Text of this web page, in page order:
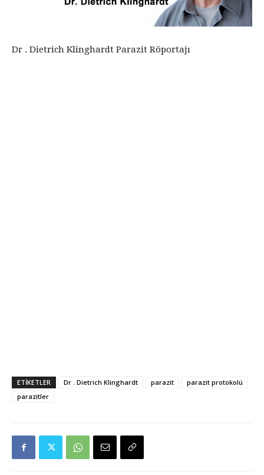
Dr . Dietrich Klinghardt Parazit Röportajı
ETIKETLER Dr . Dietrich Klinghardt parazit
parazit protokolü
parazitler